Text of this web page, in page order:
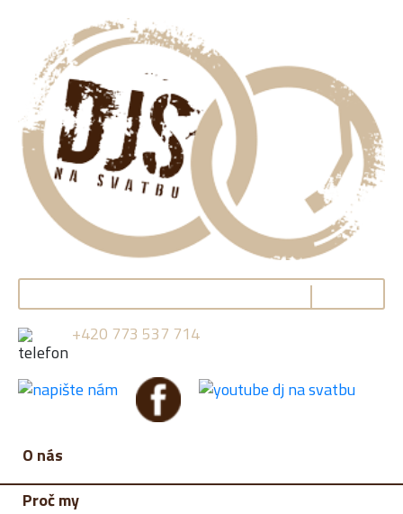
+420 773 537 714
O nás
Proč my